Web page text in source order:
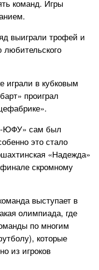
команд. Игры
выиграли трофей и
играли в кубковым
проиграл
ЮФУ» сам был
это стало
«Надежда»
скромному
выступает в
олимпиада, где
по многим
которые
из игроков